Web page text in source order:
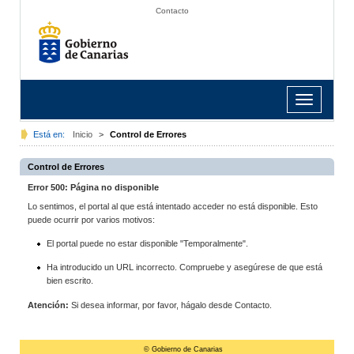
Contacto
Toggle
navigation
Está en: Inicio > Control de Errores
Control de Errores
Error 500: Página no disponible
Lo sentimos, el portal al que está intentado acceder no está disponible. Esto
puede ocurrir por varios motivos:
El portal puede no estar disponible "Temporalmente".
Ha introducido un URL incorrecto. Compruebe y asegúrese de que está
bien escrito.
Atención: Si desea informar, por favor, hágalo desde Contacto.
© Gobierno de Canarias